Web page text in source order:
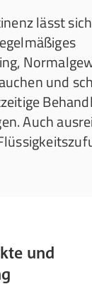
lässt
und
Auch
und